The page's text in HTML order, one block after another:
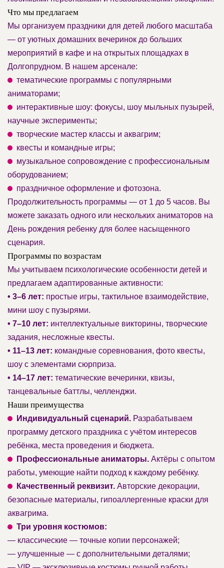
Что мы предлагаем
Мы организуем праздники для детей любого масштаба
— от уютных домашних вечеринок до больших
мероприятий в кафе и на открытых площадках в
Долгопрудном. В нашем арсенале:
тематические программы с популярными
аниматорами;
интерактивные шоу: фокусы, шоу мыльных пузырей,
научные эксперименты;
творческие мастер классы и аквагрим;
квесты и командные игры;
музыкальное сопровождение с профессиональным
оборудованием;
праздничное оформление и фотозона.
Продолжительность программы — от 1 до 5 часов. Вы
можете заказать одного или нескольких аниматоров на
День рождения ребенку для более насыщенного
сценария.
Программы по возрастам
Мы учитываем психологические особенности детей и
предлагаем адаптированные активности:
• 3–6 лет: простые игры, тактильное взаимодействие,
мини шоу с пузырями.
• 7–10 лет: интеллектуальные викторины, творческие
задания, несложные квесты.
• 11–13 лет: командные соревнования, фото квесты,
шоу с элементами сюрприза.
• 14–17 лет: тематические вечеринки, квизы,
танцевальные баттлы, челленджи.
Наши преимущества
Индивидуальный сценарий. Разрабатываем
программу детского праздника с учётом интересов
ребёнка, места проведения и бюджета.
Профессиональные аниматоры. Актёры с опытом
работы, умеющие найти подход к каждому ребёнку.
Качественный реквизит. Авторские декорации,
безопасные материалы, гипоаллергенные краски для
аквагрима.
Три уровня костюмов:
— классические — точные копии персонажей;
— улучшенные — с дополнительными деталями;